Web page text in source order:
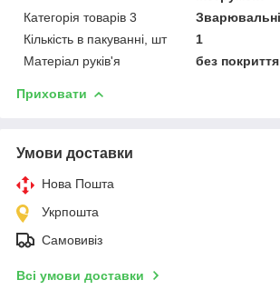
Категорія товарів 3
Зварювальні
Кількість в пакуванні, шт
1
Матеріал руків'я
без покриття
Приховати
Умови доставки
Нова Пошта
Укрпошта
Самовивіз
Всі умови доставки